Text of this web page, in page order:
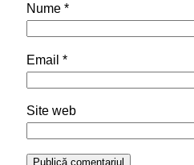
Nume *
Email *
Site web